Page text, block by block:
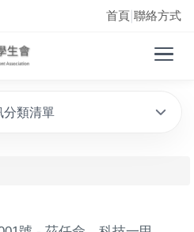
首頁 聯絡方式
分類清單